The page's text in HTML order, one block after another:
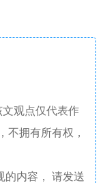
观点仅代表作
不拥有所有权，
的内容， 请发送